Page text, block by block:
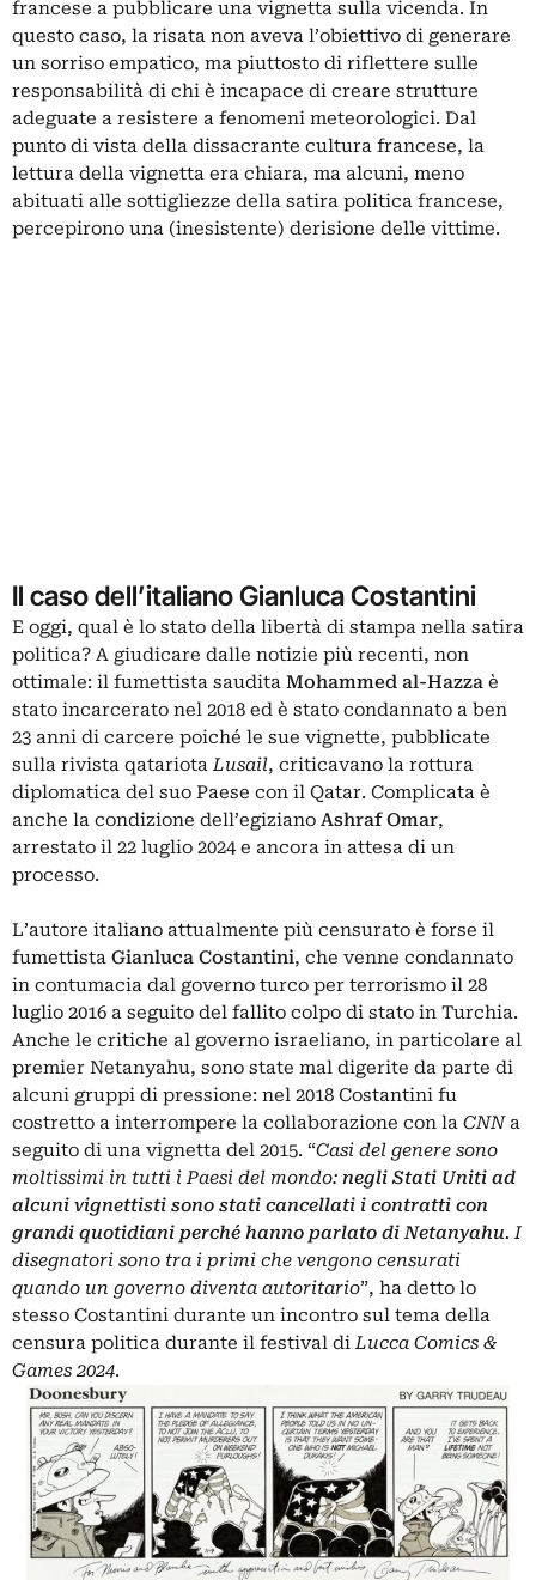
francese a pubblicare una vignetta sulla vicenda. In
questo caso, la risata non aveva l’obiettivo di generare
un sorriso empatico, ma piuttosto di riflettere sulle
responsabilità di chi è incapace di creare strutture
adeguate a resistere a fenomeni meteorologici. Dal
punto di vista della dissacrante cultura francese, la
lettura della vignetta era chiara, ma alcuni, meno
abituati alle sottigliezze della satira politica francese,
percepirono una (inesistente) derisione delle vittime.
Il caso dell’italiano Gianluca Costantini
E oggi, qual è lo stato della libertà di stampa nella satira
politica? A giudicare dalle notizie più recenti, non
ottimale: il fumettista saudita Mohammed al-Hazza è
stato incarcerato nel 2018 ed è stato condannato a ben
23 anni di carcere poiché le sue vignette, pubblicate
sulla rivista qatariotaLusail, criticavano la rottura
diplomatica del suo Paese con il Qatar. Complicata è
anche la condizione dell’egiziano Ashraf Omar,
arrestato il 22 luglio 2024 e ancora in attesa di un
processo.
L’autore italiano attualmente più censurato è forse il
fumettista Gianluca Costantini, che venne condannato
in contumacia dal governo turco per terrorismo il 28
luglio 2016 a seguito del fallito colpo di stato in Turchia.
Anche le critiche al governo israeliano, in particolare al
premier Netanyahu, sono state mal digerite da parte di
alcuni gruppi di pressione: nel 2018 Costantini fu
costretto a interrompere la collaborazione con la CNNa
seguito di una vignetta del 2015. “Casi del genere sono
moltissimi in tutti i Paesi del mondo: negli Stati Uniti ad
alcuni vignettisti sono stati cancellati i contratti con
grandi quotidiani perché hanno parlato di Netanyahu. I
disegnatori sono tra i primi che vengono censurati
quando un governo diventa autoritario”, ha detto lo
stesso Costantini durante un incontro sul tema della
censura politica durante il festival diLucca Comics &
Games 2024.